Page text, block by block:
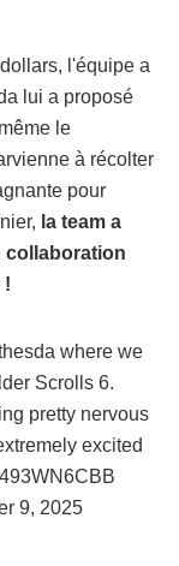
l'équipe a
lui a proposé
le
à récolter
pour
la team a
collaboration
!
where we
Scrolls 6.
pretty nervous
excited
9, 2025